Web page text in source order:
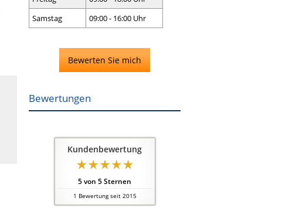
Samstag
09:00 - 16:00 Uhr
Bewerten Sie mich
Bewertungen
Kundenbewertung
5von 5Sternen
1 Bewertung seit 2015